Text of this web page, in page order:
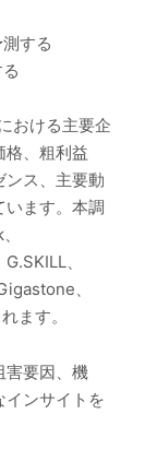
する
おける主要企
格、粗利益
ンス、主要動
います。本調
、
、
ます。
害要因、機
インサイトを